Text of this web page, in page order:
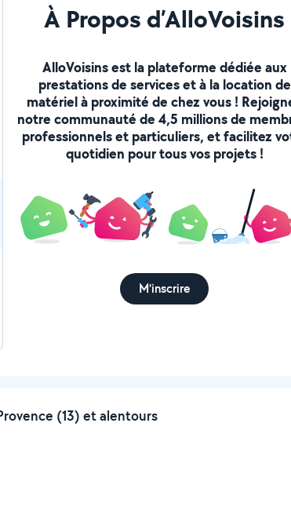
À Propos d’AlloVoisins
AlloVoisins est la plateforme dédiée aux
prestations de services et à la location de
matériel à proximité de chez vous !
notre communauté de 4,5 millions de
professionnels et particuliers, et facilitez
quotidien pour tous vos projets !
M'inscrire
(13) et alentours